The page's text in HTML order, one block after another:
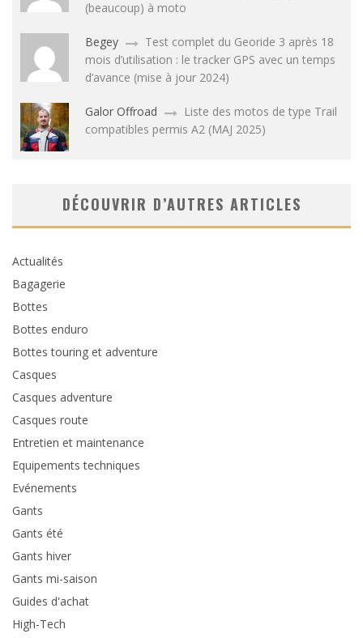
(beaucoup) à moto
Begey
Test complet du Georide 3 après 18
mois d’utilisation : le tracker GPS avec un temps
d’avance (mise à jour 2024)
Galor Offroad
Liste des motos de type Trail
compatibles permis A2 (MAJ 2025)
DÉCOUVRIR D’AUTRES ARTICLES
Actualités
Bagagerie
Bottes
Bottes enduro
Bottes touring et adventure
Casques
Casques adventure
Casques route
Entretien et maintenance
Equipements techniques
Evénements
Gants
Gants été
Gants hiver
Gants mi-saison
Guides d'achat
High-Tech